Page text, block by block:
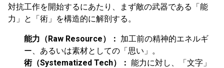
対抗工作を開始するにあたり、まず敵の武器である「能
力」と「術」を構造的に解剖する。
能力（Raw Resource）： 加工前の精神的エネルギ
ー、あるいは素材としての「思い」。
術（Systematized Tech）： 能力に対し、「文字」